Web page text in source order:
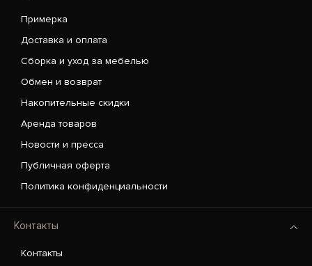
Примерка
Доставка и оплата
Сборка и уход за мебелью
Обмен и возврат
Накопительные скидки
Аренда товаров
Новости и пресса
Публичная оферта
Политика конфиденциальности
Контакты
Контакты